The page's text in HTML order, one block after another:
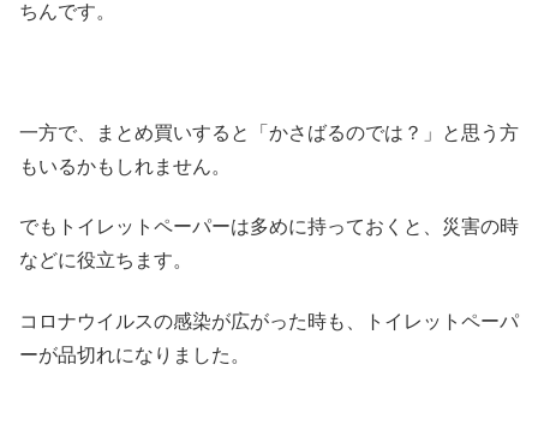
ちんです。
一方で、まとめ買いすると「かさばるのでは？」と思う方
もいるかもしれません。
でもトイレットペーパーは多めに持っておくと、災害の時
などに役立ちます。
コロナウイルスの感染が広がった時も、トイレットペーパ
ーが品切れになりました。